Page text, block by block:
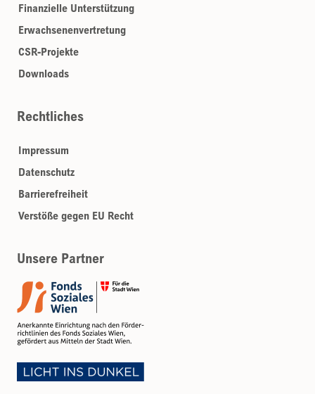
Finanzielle Unterstützung
Erwachsenenvertretung
CSR-Projekte
Downloads
Rechtliches
Impressum
Datenschutz
Barrierefreiheit
Verstöße gegen EU Recht
Unsere Partner